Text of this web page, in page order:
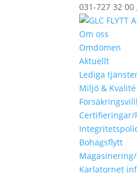
031-727 32 00
Om oss
Omdömen
Aktuellt
Lediga
Miljö & Kvalité
Certifieringar/
Bohagsflytt
Karlatornet